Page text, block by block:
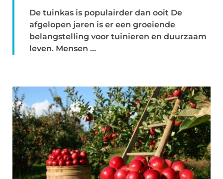
De tuinkas is populairder dan ooit De
afgelopen jaren is er een groeiende
belangstelling voor tuinieren en duurzaam
leven. Mensen ...